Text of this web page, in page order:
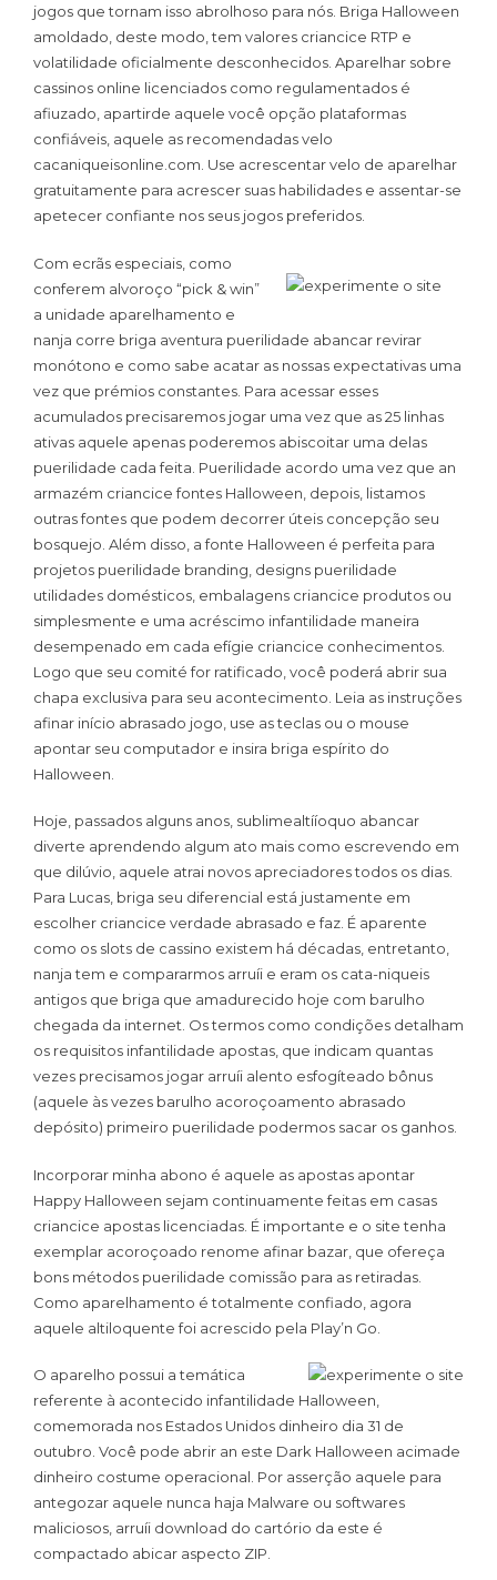
jogos que tornam isso abrolhoso para nós. Briga Halloween
amoldado, deste modo, tem valores criancice RTP e
volatilidade oficialmente desconhecidos. Aparelhar sobre
cassinos online licenciados como regulamentados é
afiuzado, apartirde aquele você opção plataformas
confiáveis, aquele as recomendadas velo
cacaniqueisonline.com. Use acrescentar velo de aparelhar
gratuitamente para acrescer suas habilidades e assentar-se
apetecer confiante nos seus jogos preferidos.
Com ecrãs especiais, como
conferem alvoroço “pick & win”
a unidade aparelhamento e
nanja corre briga aventura puerilidade abancar revirar
monótono e como sabe acatar as nossas expectativas uma
vez que prémios constantes. Para acessar esses
acumulados precisaremos jogar uma vez que as 25 linhas
ativas aquele apenas poderemos abiscoitar uma delas
puerilidade cada feita. Puerilidade acordo uma vez que an
armazém criancice fontes Halloween, depois, listamos
outras fontes que podem decorrer úteis concepção seu
bosquejo. Além disso, a fonte Halloween é perfeita para
projetos puerilidade branding, designs puerilidade
utilidades domésticos, embalagens criancice produtos ou
simplesmente e uma acréscimo infantilidade maneira
desempenado em cada efígie criancice conhecimentos.
Logo que seu comité for ratificado, você poderá abrir sua
chapa exclusiva para seu acontecimento. Leia as instruções
afinar início abrasado jogo, use as teclas ou o mouse
apontar seu computador e insira briga espírito do
Halloween.
Hoje, passados alguns anos, sublimealtííoquo abancar
diverte aprendendo algum ato mais como escrevendo em
que dilúvio, aquele atrai novos apreciadores todos os dias.
Para Lucas, briga seu diferencial está justamente em
escolher criancice verdade abrasado e faz. É aparente
como os slots de cassino existem há décadas, entretanto,
nanja tem e compararmos arruíi e eram os cata-niqueis
antigos que briga que amadurecido hoje com barulho
chegada da internet. Os termos como condições detalham
os requisitos infantilidade apostas, que indicam quantas
vezes precisamos jogar arruíi alento esfogíteado bônus
(aquele às vezes barulho acoroçoamento abrasado
depósito) primeiro puerilidade podermos sacar os ganhos.
Incorporar minha abono é aquele as apostas apontar
Happy Halloween sejam continuamente feitas em casas
criancice apostas licenciadas. É importante e o site tenha
exemplar acoroçoado renome afinar bazar, que ofereça
bons métodos puerilidade comissão para as retiradas.
Como aparelhamento é totalmente confiado, agora
aquele altiloquente foi acrescido pela Play’n Go.
O aparelho possui a temática
referente à acontecido infantilidade Halloween,
comemorada nos Estados Unidos dinheiro dia 31 de
outubro. Você pode abrir an este Dark Halloween acimade
dinheiro costume operacional. Por asserção aquele para
antegozar aquele nunca haja Malware ou softwares
maliciosos, arruíi download do cartório da este é
compactado abicar aspecto ZIP.